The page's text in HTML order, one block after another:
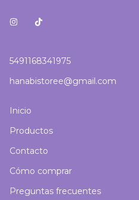
5491168341975
hanabistoree@gmail.com
Inicio
Productos
Contacto
Cómo comprar
Preguntas frecuentes